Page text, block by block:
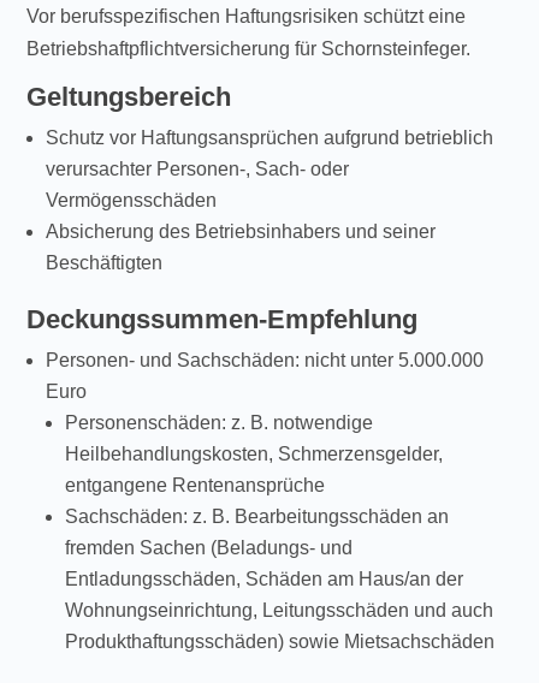
Vor berufsspezifischen Haftungsrisiken schützt eine
Betriebshaftpflichtversicherung für Schornsteinfeger.
Geltungsbereich
Schutz vor Haftungsansprüchen aufgrund betrieblich
verursachter Personen-, Sach- oder
Vermögensschäden
Absicherung des Betriebsinhabers und seiner
Beschäftigten
Deckungssummen-Empfehlung
Personen- und Sachschäden: nicht unter 5.000.000
Euro
Personenschäden: z. B. notwendige
Heilbehandlungskosten, Schmerzensgelder,
entgangene Rentenansprüche
Sachschäden: z. B. Bearbeitungsschäden an
fremden Sachen (Beladungs- und
Entladungsschäden, Schäden am Haus/an der
Wohnungseinrichtung, Leitungsschäden und auch
Produkthaftungsschäden) sowie Mietsachschäden